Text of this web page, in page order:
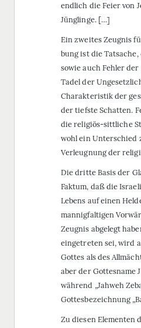
endlich die Feier von
Jünglinge. […]
Ein zweites Zeugnis
bung ist die
sowie auch Fehler
Tadel der
Charakteristik der
der tiefste Schatten.
die religiös-sittliche
wohl ein Unterschied
Verleugnung der
Die dritte Basis der
Faktum, daß die
Lebens auf einen
mannigfaltigen
Zeugnis abgelegt
eingetreten sei, wird
Gottes als des
aber der Gottesname
während „Jahweh
Gottesbezeichnung
Zu diesen Elementen